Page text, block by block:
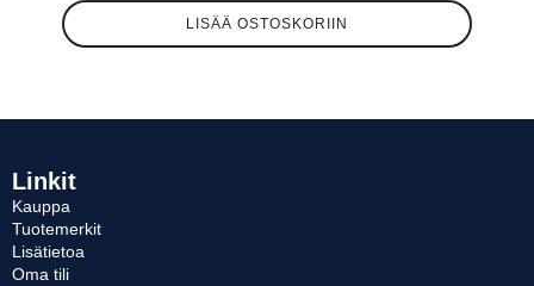
hinta
oli:
hinta
on:
LISÄÄ OSTOSKORIIN
Linkit
Kauppa
Tuotemerkit
Lisätietoa
Oma tili